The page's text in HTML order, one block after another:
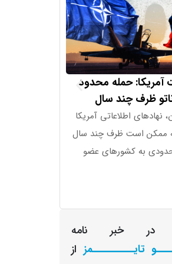
آمریکا: حمله محدود
ظرف چند سال
اطلاعاتی آمریکا
ممکن است ظرف چند سال
به کشورهای عضو
در خبر نامه
تایــــــــــمز از